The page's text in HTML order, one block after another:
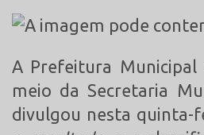
A Prefeitura
meio da Secretaria
divulgou nesta quinta-